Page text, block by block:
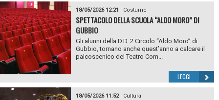
18/05/2026 12:21 Costume
SPETTACOLO DELLA SCUOLA “ALDO MORO” DI
GUBBIO
Gli alunni della D.D. 2 Circolo “Aldo Moro” di
Gubbio, tornano anche quest’anno a calcare il
palcoscenico del Teatro Com...
LEGGI
18/05/2026 11:52| Cultura